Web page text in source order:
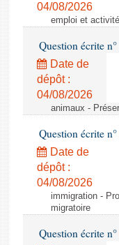
04/08/2026
emploi et
Question écrite
Date de
dépôt :
04/08/2026
animaux -
Question écrite
Date de
dépôt :
04/08/2026
immigration -
migratoire
Question écrite